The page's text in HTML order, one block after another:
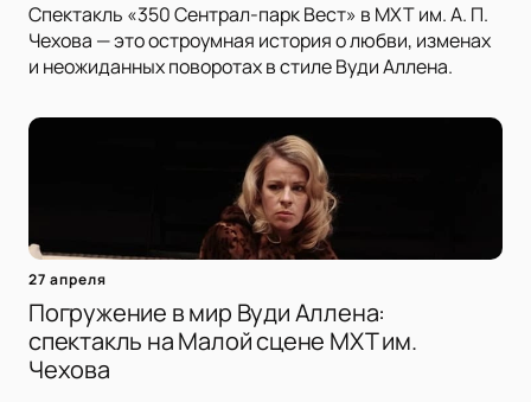
Спектакль «350 Сентрал-парк Вест» в МХТ им. А. П.
Чехова — это остроумная история о любви, изменах
и неожиданных поворотах в стиле Вуди Аллена.
27 апреля
Погружение в мир Вуди Аллена:
спектакль на Малой сцене МХТ им.
Чехова